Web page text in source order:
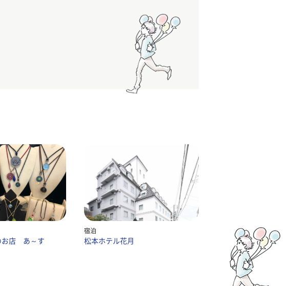
お店 あ～す
宿泊
松本ホテル花月